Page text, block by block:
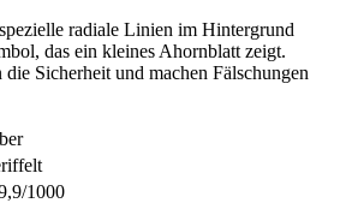
radiale Linien im Hintergrund
das ein kleines Ahornblatt zeigt.
Sicherheit und machen Fälschungen
1000